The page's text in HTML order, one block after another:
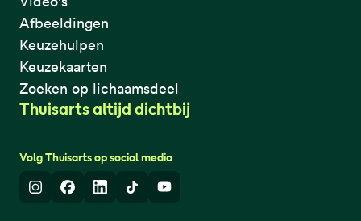
Afbeeldingen
Keuzehulpen
Keuzekaarten
Zoeken op lichaamsdeel
Thuisarts altijd dichtbij
Volg Thuisarts op social media
InstagramFacebook
LinkedInTikTokYoutube